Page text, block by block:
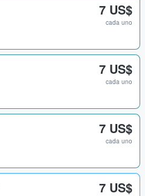
7 US$
cada uno
7 US$
cada uno
7 US$
cada uno
7 US$